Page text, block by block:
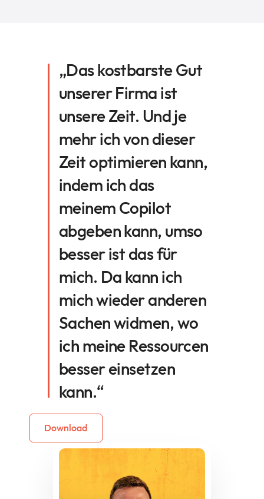
„Das kostbarste Gut
unserer Firma ist
unsere Zeit. Und je
mehr ich von dieser
Zeit optimieren kann,
indem ich das
meinem Copilot
abgeben kann, umso
besser ist das für
mich. Da kann ich
mich wieder anderen
Sachen widmen, wo
ich meine Ressourcen
besser einsetzen
kann.“
Download